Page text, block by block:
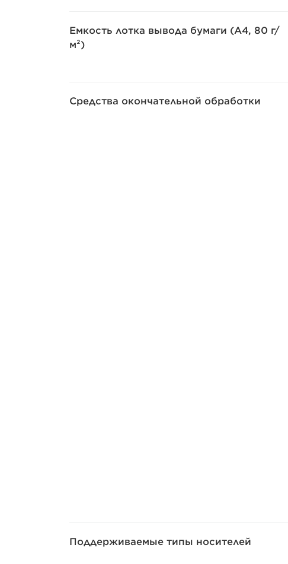
Емкость лотка вывода бумаги (A4, 80 г/
м²)
Средства окончательной обработки
Поддерживаемые типы носителей